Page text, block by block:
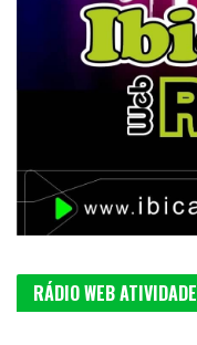
RÁDIO WEB ATIVIDADE